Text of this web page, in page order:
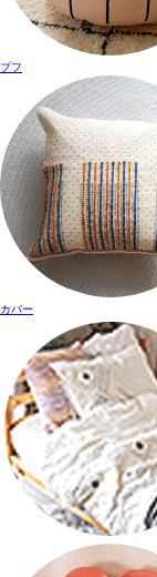
プフ
カバー